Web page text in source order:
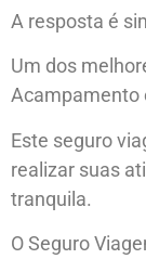
A resposta é
Um dos
Acampamento
Este seguro
realizar suas
tranquila.
O Seguro